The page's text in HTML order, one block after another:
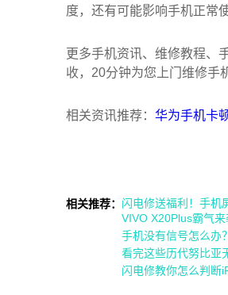
度，还有可能影响手机正常
更多手机资讯、维修教程、
收，20分钟为您上门维修手
相关资讯推荐： 华为手机卡
相关推荐： 闪电修送福利！手机
VIVO X20Plus霸气
手机没有信号怎么办
看完这些历代努比亚
闪电修教你怎么判断